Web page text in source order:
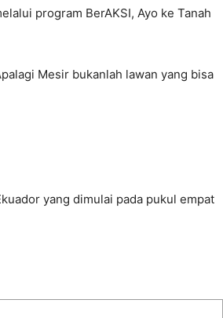
program BerAKSI, Ayo ke Tanah
Mesir bukanlah lawan yang bisa
yang dimulai pada pukul empat